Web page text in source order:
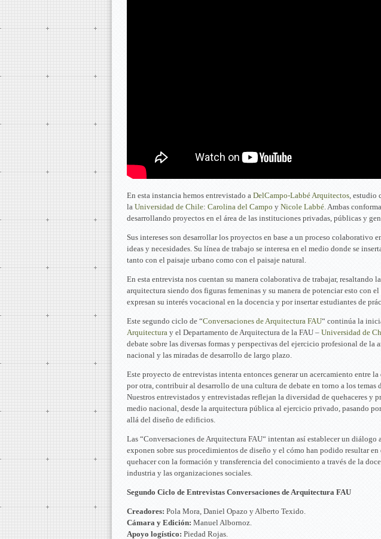
En esta instancia hemos entrevistado a DelCampo-Labbé Arquitectos, estudio
la Universidad de Chile: Carolina del Campo y Nicole Labbé. Ambas
desarrollando proyectos en el área de las instituciones privadas, públicas y
Sus intereses son desarrollar los proyectos en base a un proceso colaborativo
ideas y necesidades. Su línea de trabajo se interesa en el medio donde se
tanto con el paisaje urbano como con el paisaje natural.
En esta entrevista nos cuentan su manera colaborativa de trabajar, resaltando
arquitectura siendo dos figuras femeninas y su manera de potenciar esto con
expresan su interés vocacional en la docencia y por insertar estudiantes de
Este segundo ciclo de “Conversaciones de Arquitectura FAU“ continúa la
Arquitectura y el Departamento de Arquitectura de la FAU – Universidad de
debate sobre las diversas formas y perspectivas del ejercicio profesional de
nacional y las miradas de desarrollo de largo plazo.
Este proyecto de entrevistas intenta entonces generar un acercamiento entre
por otra, contribuir al desarrollo de una cultura de debate en torno a los
Nuestros entrevistados y entrevistadas reflejan la diversidad de quehaceres y
medio nacional, desde la arquitectura pública al ejercicio privado, pasando
allá del diseño de edificios.
Las “Conversaciones de Arquitectura FAU“ intentan así establecer un
exponen sobre sus procedimientos de diseño y el cómo han podido resultar
quehacer con la formación y transferencia del conocimiento a través de la
industria y las organizaciones sociales.
Segundo Ciclo de Entrevistas Conversaciones de Arquitectura FAU
Creadores: Pola Mora, Daniel Opazo y Alberto Texido.
Cámara y Edición: Manuel Albornoz.
Apoyo logístico: Piedad Rojas.